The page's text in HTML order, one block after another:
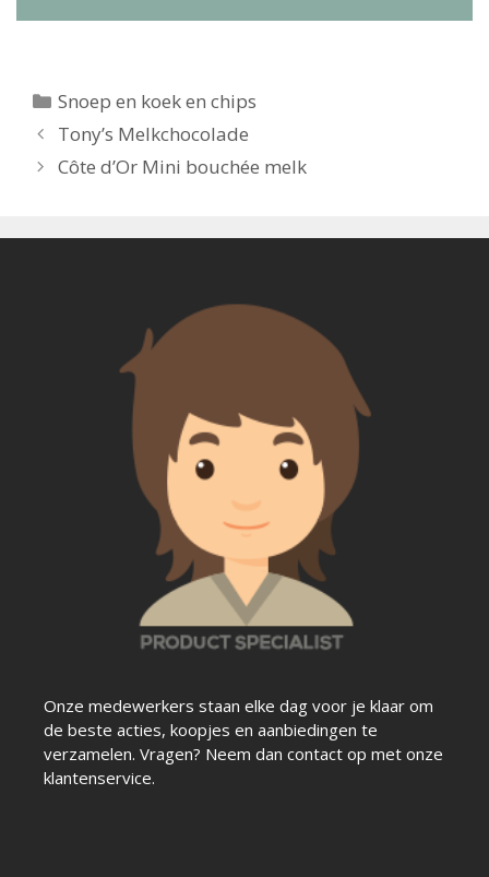
Categorieën
Snoep en koek en chips
Berichtnavigatie
Tony’s Melkchocolade
Côte d’Or Mini bouchée melk
Onze medewerkers staan elke dag voor je klaar om
de beste acties, koopjes en aanbiedingen te
verzamelen. Vragen? Neem dan contact op met onze
klantenservice.